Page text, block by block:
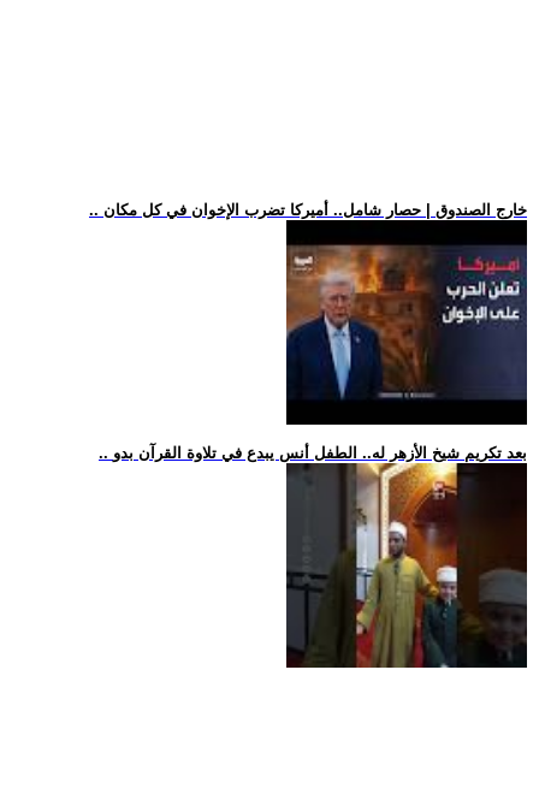
.. خارج الصندوق | حصار شامل.. أميركا تضرب الإخوان في كل مكان
.. بعد تكريم شيخ الأزهر له.. الطفل أنس يبدع في تلاوة القرآن بدو